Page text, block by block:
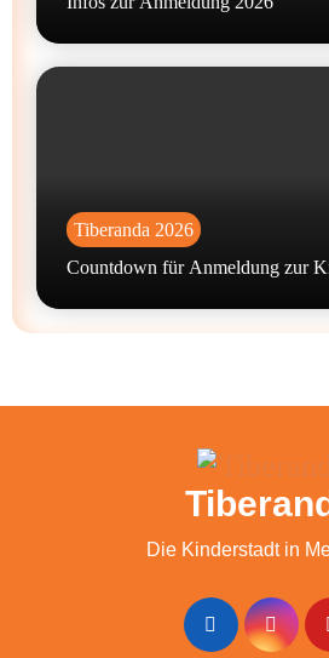
Tiberanda 2026
Countdown für Anmeldung zur
Die Kinderstadt in